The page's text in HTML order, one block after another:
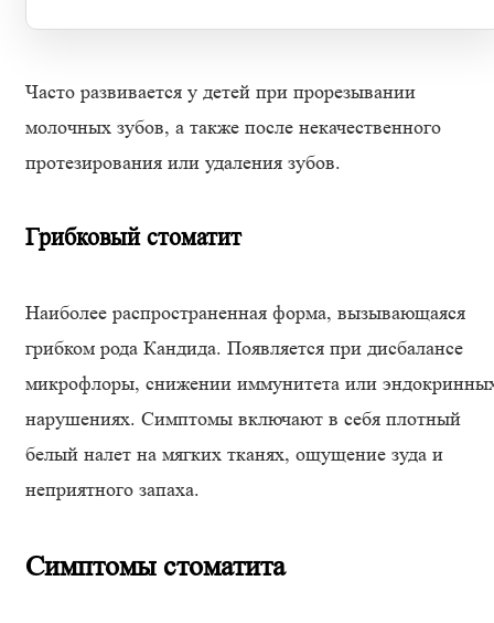
Часто развивается у детей при прорезывании
молочных зубов, а также после некачественного
протезирования или удаления зубов.
Грибковый стоматит
Наиболее распространенная форма, вызывающаяся
грибком рода Кандида. Появляется при дисбалансе
микрофлоры, снижении иммунитета или
нарушениях. Симптомы включают в себя плотный
белый налет на мягких тканях, ощущение зуда и
неприятного запаха.
Симптомы стоматита